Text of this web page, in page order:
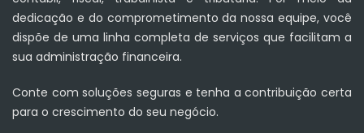
dedicação e do comprometimento da nossa equipe, você
dispõe de uma linha completa de serviços que facilitam a
sua administração financeira.
Conte com soluções seguras e tenha a contribuição certa
para o crescimento do seu negócio.